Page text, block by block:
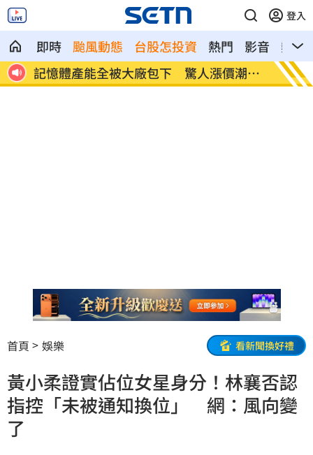
登入
即時 颱風動態 台股怎投資 熱門 影音
熱搜
記憶體產能全被大廠包下 驚人漲價潮來
襲
北美
元
首頁 娛樂 看新聞換好禮
黃小柔證實佔位女星身分！林襄否認
指控「未被通知換位」 網：風向變
了